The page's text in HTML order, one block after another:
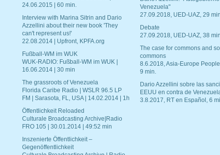
24.06.2015 | 60 min.
Interview with Marina Sitrin and Dario
Azzellini about their new book 'They
can't represent us!'
22.08.2014 | Upfront, KPFA.org
Fußball-WM im WUK
WUK-RADIO: Fußball-WM im WUK |
16.06.2014 | 30 min
The grassroots of Venezuela
Florida Caribe Radio | WSLR 96.5 LP
FM | Sarasota, FL, USA | 14.02.2014 | 1h
Öffentlichkeit Reloaded
Culturale Broadcasting Archive|Radio
FRO 105 | 30.01.2014 | 49:52 min
Inszenierte Öffentlichkeit –
Gegenöffentlichkeit
Venezuela"
27.09.2018, UED-UAZ, 29
Debate
27.09.2018, UED-UAZ, 38
The case for commons and
commons
8.6.2018, Asia-Europe
9 min.
Dario Azzellini sobre las
EEUU en contra de
3.8.2017, RT en Español, 6